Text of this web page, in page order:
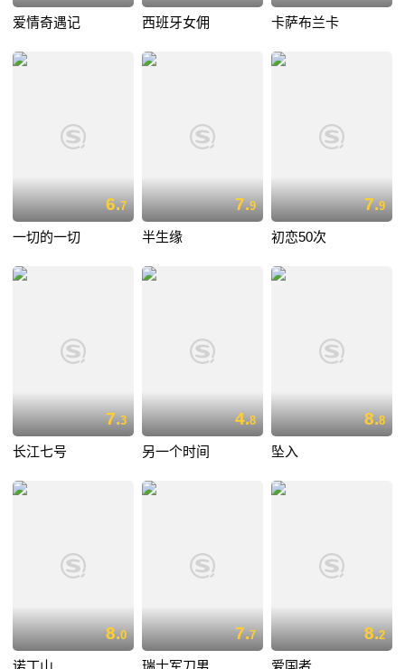
爱情奇遇记 西班牙女佣 卡萨布兰卡
6.7
一切的一切
7.9
半生缘
7.9
初恋50次
7.3
长江七号
4.8
另一个时间
8.8
坠入
8.0 7.7 8.2